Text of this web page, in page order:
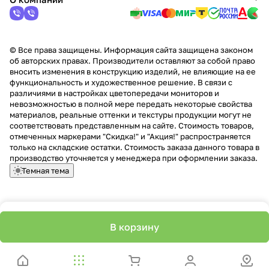
В корзину
© Все права защищены. Информация сайта защищена законом
об авторских правах. Производители оставляют за собой право
вносить изменения в конструкцию изделий, не влияющие на ее
функциональность и художественное решение. В связи с
различиями в настройках цветопередачи мониторов и
невозможностью в полной мере передать некоторые свойства
материалов, реальные оттенки и текстуры продукции могут не
соответствовать представленным на сайте. Стоимость товаров,
отмеченных маркерами "Скидка!" и "Акция!" распространяется
только на складские остатки. Стоимость заказа данного товара в
производство уточняется у менеджера при оформлении заказа.
Темная тема